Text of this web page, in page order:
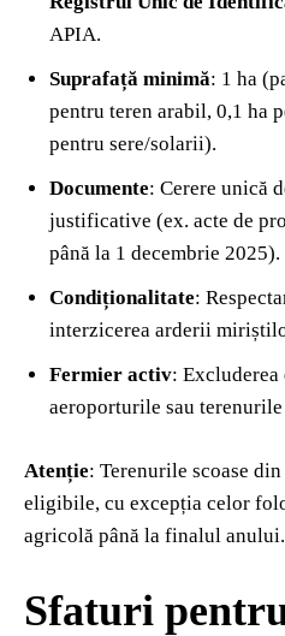
APIA.
Suprafață minimă: 1 ha
pentru teren arabil, 0,1 ha
pentru sere/solarii).
Documente: Cerere unică
justificative (ex. acte de
până la 1 decembrie 2025).
Condiționalitate:
interzicerea arderii
Fermier activ:
aeroporturile sau
Atenție: Terenurile scoase
eligibile, cu excepția celor
agricolă până la finalul anului.
Sfaturi